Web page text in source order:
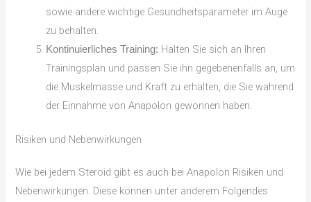
sowie andere wichtige Gesundheitsparameter im Auge
zu behalten.
Kontinuierliches Training: Halten Sie sich an Ihren
Trainingsplan und passen Sie ihn gegebenenfalls an, um
die Muskelmasse und Kraft zu erhalten, die Sie während
der Einnahme von Anapolon gewonnen haben.
Risiken und Nebenwirkungen
Wie bei jedem Steroid gibt es auch bei Anapolon Risiken und
Nebenwirkungen. Diese können unter anderem Folgendes